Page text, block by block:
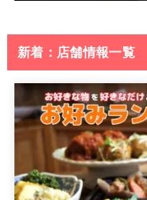
新着：店舗情報一覧